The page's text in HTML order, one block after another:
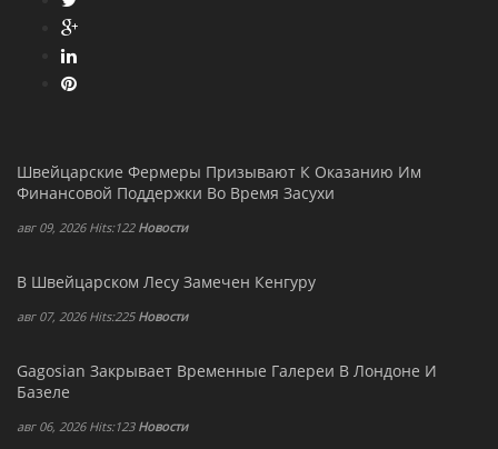
Швейцарские Фермеры Призывают К Оказанию Им
Финансовой Поддержки Во Время Засухи
авг 09, 2026 Hits:122 Новости
В Швейцарском Лесу Замечен Кенгуру
авг 07, 2026 Hits:225 Новости
Gagosian Закрывает Временные Галереи В Лондоне И
Базеле
авг 06, 2026 Hits:123 Новости